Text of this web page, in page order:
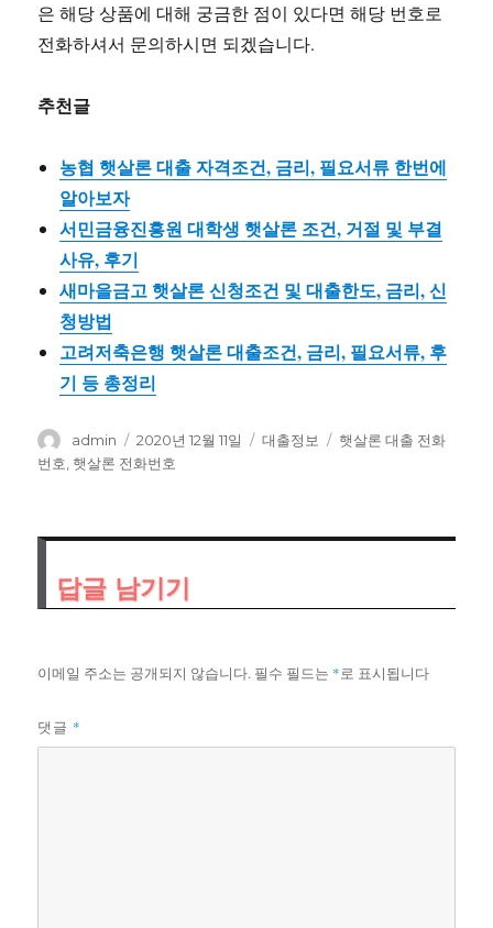
은 해당 상품에 대해 궁금한 점이 있다면 해당 번호로
전화하셔서 문의하시면 되겠습니다.
추천글
농협 햇살론 대출 자격조건, 금리, 필요서류 한번에
알아보자
서민금융진흥원 대학생 햇살론 조건, 거절 및 부결
사유, 후기
새마을금고 햇살론 신청조건 및 대출한도, 금리, 신
청방법
고려저축은행 햇살론 대출조건, 금리, 필요서류, 후
기 등 총정리
글
쓴
admin
작
성
2020년 12월 11일
카
대출정보
태
햇살론 대출 전화
번호 ,햇살론 전화번호
답글 남기기
이메일 주소는 공개되지 않습니다. 필수 필드는 *로 표시됩니다
댓글 *